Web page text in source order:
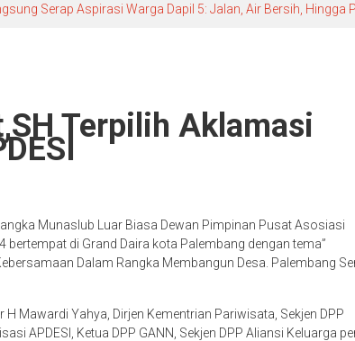
Serap Aspirasi Warga Dapil 5: Jalan, Air Bersih,
Terpilih Aklamasi
Munaslub Luar Biasa Dewan Pimpinan Pusat Asosiasi
di Grand Daira kota Palembang dengan tema”
Dalam Rangka Membangun Desa. Palembang
H Mawardi Yahya, Dirjen Kementrian Pariwisata, Sekjen DPP
APDESI, Ketua DPP GANN, Sekjen DPP Aliansi Keluarga